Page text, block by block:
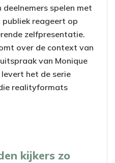
spelen met
reageert op
zelfpresentatie.
over de context van
van Monique
het de serie
realityformats
kijkers zo